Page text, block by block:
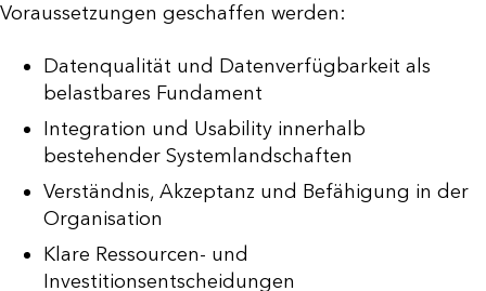
Voraussetzungen geschaffen werden:
Datenqualität und Datenverfügbarkeit als
belastbares Fundament
Integration und Usability innerhalb
bestehender Systemlandschaften
Verständnis, Akzeptanz und Befähigung in der
Organisation
Klare Ressourcen- und
Investitionsentscheidungen